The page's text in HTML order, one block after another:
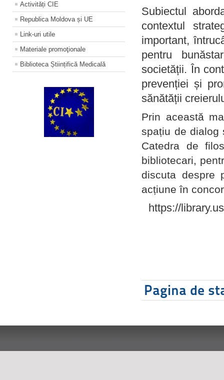
Activități CIE
Republica Moldova și UE
Link-uri utile
Materiale promoţionale
Biblioteca Științifică Medicală
Subiectul
contextul
important,
pentru
societății. În
prevenției și
sănătății
Prin această
spațiu de dialog
Catedra de
bibliotecari,
discuta despre
acțiune în
https://
Pagina de